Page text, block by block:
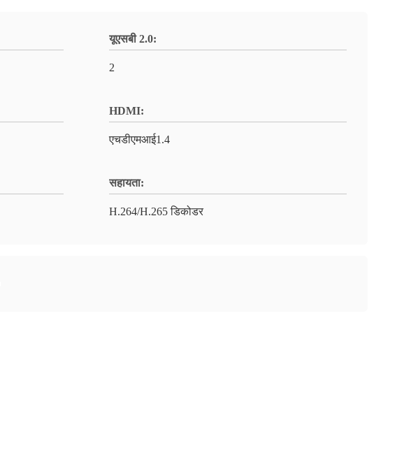
यूएसबी 2.0:
2
HDMI:
एचडीएमआई1.4
सहायता:
H.264/H.265 डिकोडर